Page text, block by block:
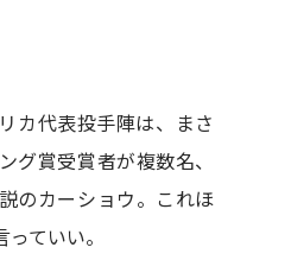
カ代表投手陣は、まさ
グ賞受賞者が複数名、
のカーショウ。これほ
ていい。